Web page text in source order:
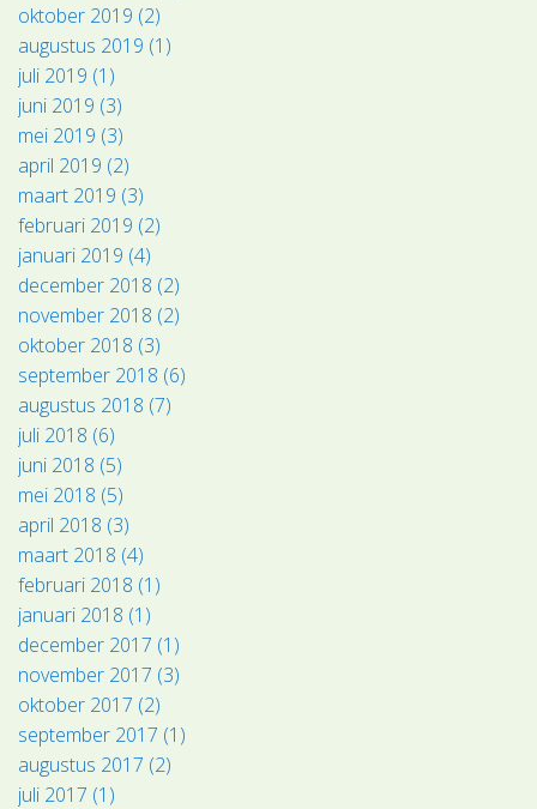
oktober 2019 (2)
augustus 2019 (1)
juli 2019 (1)
juni 2019 (3)
mei 2019 (3)
april 2019 (2)
maart 2019 (3)
februari 2019 (2)
januari 2019 (4)
december 2018 (2)
november 2018 (2)
oktober 2018 (3)
september 2018 (6)
augustus 2018 (7)
juli 2018 (6)
juni 2018 (5)
mei 2018 (5)
april 2018 (3)
maart 2018 (4)
februari 2018 (1)
januari 2018 (1)
december 2017 (1)
november 2017 (3)
oktober 2017 (2)
september 2017 (1)
augustus 2017 (2)
juli 2017 (1)